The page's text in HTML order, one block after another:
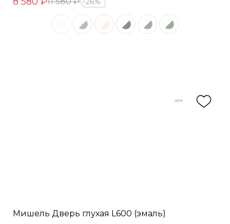
Мишель Дверь глухая L600 (эмаль)